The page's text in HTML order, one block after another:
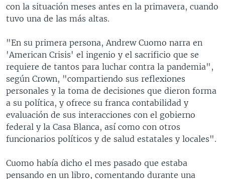
con la situación meses antes en la primavera, cuando
tuvo una de las más altas.
"En su primera persona, Andrew Cuomo narra en
'American Crisis' el ingenio y el sacrificio que se
requiere de tantos para luchar contra la pandemia",
según Crown, "compartiendo sus reflexiones
personales y la toma de decisiones que dieron forma
a su política, y ofrece su franca contabilidad y
evaluación de sus interacciones con el gobierno
federal y la Casa Blanca, así como con otros
funcionarios políticos y de salud estatales y locales".
Cuomo había dicho el mes pasado que estaba
pensando en un libro, comentando durante una